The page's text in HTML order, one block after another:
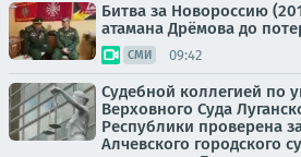
Битва за Новороссию
атамана Дрёмова до
СМИ 09:42
Судебной коллегией по
Верховного Суда
Республики проверена
Алчевского городского